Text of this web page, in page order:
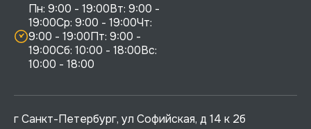
Пн: 9:00 - 19:00Вт: 9:00 -
19:00Ср: 9:00 - 19:00Чт:
9:00 - 19:00Пт: 9:00 -
19:00Сб: 10:00 - 18:00Вс:
10:00 - 18:00
г Санкт-Петербург, ул Софийская, д 14 к 2б